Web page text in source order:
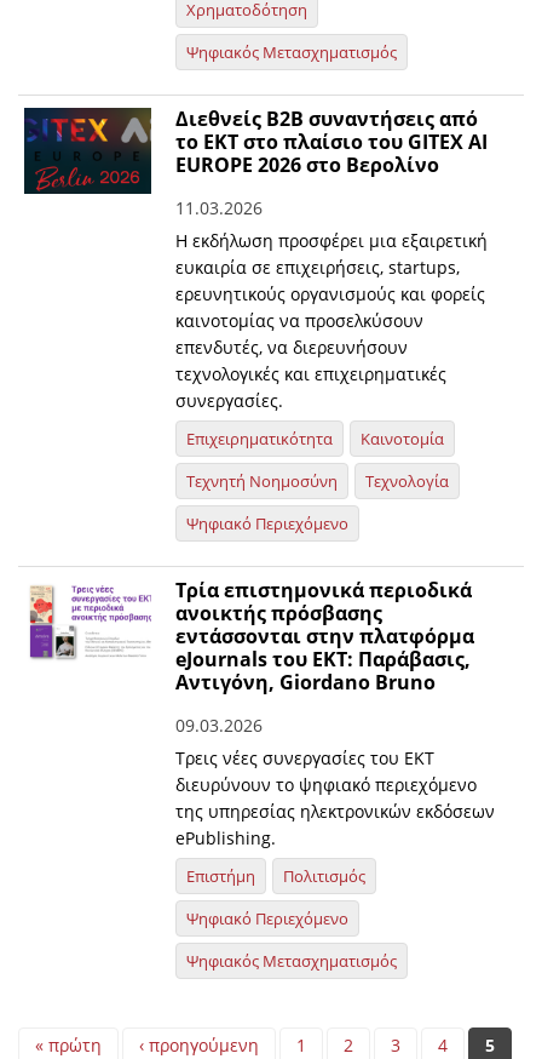
Χρηματοδότηση
Ψηφιακός Μετασχηματισμός
Διεθνείς Β2Β συναντήσεις από
το ΕΚΤ στο πλαίσιο του GITEX AI
EUROPE 2026 στο Βερολίνο
11.03.2026
Η εκδήλωση προσφέρει μια εξαιρετική
ευκαιρία σε επιχειρήσεις, startups,
ερευνητικούς οργανισμούς και φορείς
καινοτομίας να προσελκύσουν
επενδυτές, να διερευνήσουν
τεχνολογικές και επιχειρηματικές
συνεργασίες.
Επιχειρηματικότητα
Καινοτομία
Τεχνητή Νοημοσύνη
Τεχνολογία
Ψηφιακό Περιεχόμενο
Τρία επιστημονικά περιοδικά
ανοικτής πρόσβασης
εντάσσονται στην πλατφόρμα
eJournals του ΕΚΤ: Παράβασις,
Αντιγόνη, Giordano Bruno
09.03.2026
Τρεις νέες συνεργασίες του ΕΚΤ
διευρύνουν το ψηφιακό περιεχόμενο
της υπηρεσίας ηλεκτρονικών εκδόσεων
ePublishing.
Επιστήμη
Πολιτισμός
Ψηφιακό Περιεχόμενο
Ψηφιακός Μετασχηματισμός
Pages
« πρώτη ‹ προηγούμενη 1 2 3 4 5